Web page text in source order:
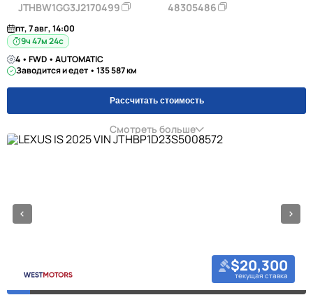
JTHBW1GG3J2170499 48305486
пт, 7 авг, 14:00
9ч 47м 23с
4 • FWD • AUTOMATIC
Заводится и едет • 135 587 км
Рассчитать стоимость
Смотреть больше
$20,300
текущая ставка